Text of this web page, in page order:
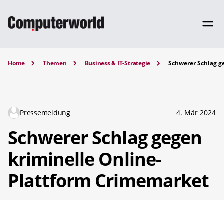
Home Themen Business & IT-Strategie Schwerer Schlag
Pressemeldung 4. Mär 2024
Schwerer Schlag gegen
kriminelle Online-
Plattform Crimemarket